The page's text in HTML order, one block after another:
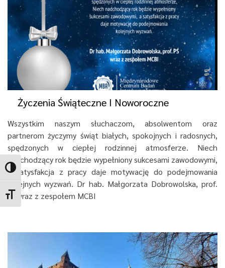
Toggle High Contrast
Toggle Font size
Życzenia Świąteczne I Noworoczne
Wszystkim naszym słuchaczom, absolwentom oraz
partnerom życzymy świąt białych, spokojnych i radosnych,
spędzonych w ciepłej rodzinnej atmosferze. Niech
nadchodzący rok będzie wypełniony sukcesami zawodowymi,
a satysfakcja z pracy daje motywację do podejmowania
kolejnych wyzwań. Dr hab. Małgorzata Dobrowolska, prof.
PŚwraz z zespołem MCBI